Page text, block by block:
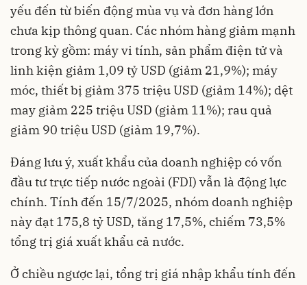
yếu đến từ biến động mùa vụ và đơn hàng lớn
chưa kịp thông quan. Các nhóm hàng giảm mạnh
trong kỳ gồm: máy vi tính, sản phẩm điện tử và
linh kiện giảm 1,09 tỷ USD (giảm 21,9%); máy
móc, thiết bị giảm 375 triệu USD (giảm 14%); dệt
may giảm 225 triệu USD (giảm 11%); rau quả
giảm 90 triệu USD (giảm 19,7%).
Đáng lưu ý, xuất khẩu của doanh nghiệp có vốn
đầu tư trực tiếp nước ngoài (FDI) vẫn là động lực
chính. Tính đến 15/7/2025, nhóm doanh nghiệp
này đạt 175,8 tỷ USD, tăng 17,5%, chiếm 73,5%
tổng trị giá xuất khẩu cả nước.
Ở chiều ngược lại, tổng trị giá nhập khẩu tính đến